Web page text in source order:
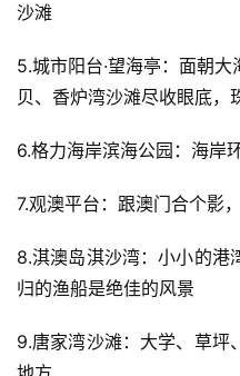
沙滩
5.城市阳台·望海亭：面朝
贝、香炉湾沙滩尽收眼底，
6.格力海岸滨海公园：海岸
7.观澳平台：跟澳门合个影
8.淇澳岛淇沙湾：小小的港
归的渔船是绝佳的风景
9.唐家湾沙滩：大学、草坪